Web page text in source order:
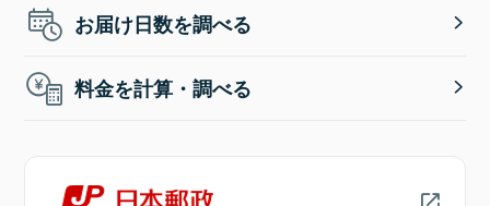
お届け日数を調べる
料金を計算・調べる